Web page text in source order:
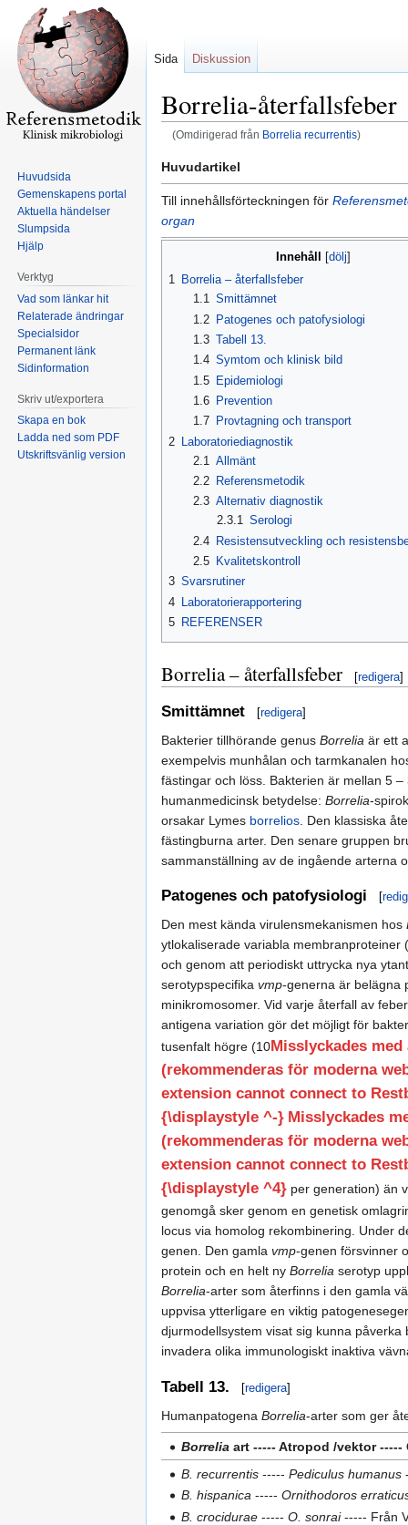
Borrelia-återfallsfeber
(Omdirigerad från Borrelia recurrentis)
Hoppa
till
navigering
Hoppa
till
sök
Huvudartikel
Till innehållsförteckningen för
organ
Innehåll
1 Borrelia – återfallsfeber
1.1 Smittämnet
1.2
Patogenes och patofysiologi
1.3 Tabell 13.
1.4 Symtom och klinisk bild
1.5 Epidemiologi
1.6
Prevention
1.7
Provtagning och transport
2 Laboratoriediagnostik
2.1 Allmänt
2.2
Referensmetodik
2.3 Alternativ diagnostik
2.3.1 Serologi
2.4 Resistensutveckling och
2.5
Kvalitetskontroll
3 Svarsrutiner
4 Laboratorierapportering
5 REFERENSER
Borrelia – återfallsfeber [redigera]
Smittämnet [redigera]
Bakterier tillhörande genus Borrelia är ett
exempelvis munhålan och tarmkanalen
fästingar och löss. Bakterien är mellan 5
humanmedicinsk betydelse: Borrelia-
orsakar Lymes borrelios . Den klassiska
fästingburna arter. Den senare gruppen
sammanställning av de ingående arterna
Patogenes och patofysiologi [
Den mest kända virulensmekanismen hos
ytlokaliserade variabla membranproteiner
och genom att periodiskt uttrycka nya
serotypspecifika vmp-generna är belägna
minikromosomer. Vid varje återfall av
antigena variation gör det möjligt för
tusenfalt högre (10Misslyckades
(rekommenderas för moderna
extension cannot connect to
{\displaystyle ^-} Misslyckades
(rekommenderas för moderna
extension cannot connect to
{\displaystyle ^4} per generation) än
genomgå sker genom en genetisk
locus via homolog rekombinering. Under
genen. Den gamla vmp-genen försvinner
protein och en helt ny Borrelia serotyp
Borrelia-arter som återfinns i den gamla
uppvisa ytterligare en viktig
djurmodellsystem visat sig kunna
invadera olika immunologiskt inaktiva
Tabell 13. [redigera]
Humanpatogena Borrelia-arter som ger
Borrelia art ----- Atropod /vektor
B. recurrentis -----Pediculus humanus
B. hispanica -----Ornithodoros
B. crocidurae -----O. sonrai----- Från
Sida Diskussion
Huvudsida
Gemenskapens portal
Aktuella händelser
Slumpsida
Hjälp
Verktyg
Vad som länkar hit
Relaterade ändringar
Specialsidor
Permanent länk
Sidinformation
Skriv ut/exportera
Skapa en bok
Ladda ned som PDF
Utskriftsvänlig version